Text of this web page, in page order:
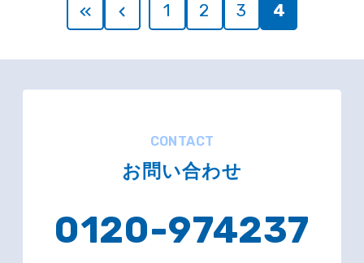
1 2 3 4
CONTACT
お問い合わせ
0120-974237